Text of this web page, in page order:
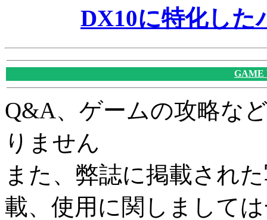
DX10に特化した
GAME
Q&A、ゲームの攻略な
りません
また、弊誌に掲載され
載、使用に関しまして